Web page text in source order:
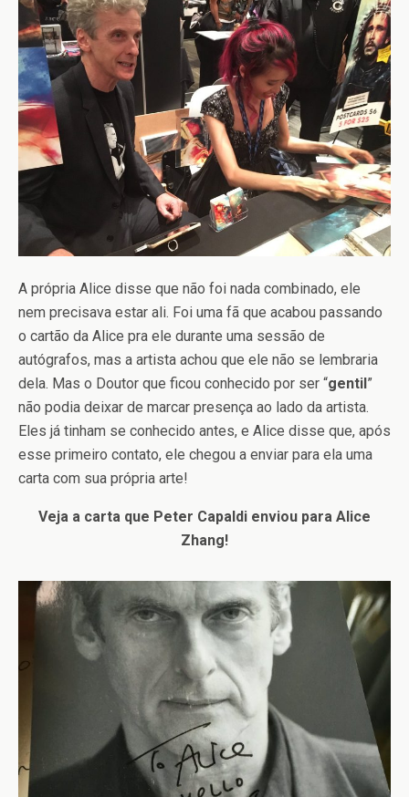
A própria Alice disse que não foi nada combinado, ele
nem precisava estar ali. Foi uma fã que acabou passando
o cartão da Alice pra ele durante uma sessão de
autógrafos, mas a artista achou que ele não se lembraria
dela. Mas o Doutor que ficou conhecido por ser “gentil”
não podia deixar de marcar presença ao lado da artista.
Eles já tinham se conhecido antes, e Alice disse que, após
esse primeiro contato, ele chegou a enviar para ela uma
carta com sua própria arte!
Veja a carta que Peter Capaldi enviou para Alice
Zhang!